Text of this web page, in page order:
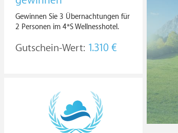
Gewinnen Sie 3 Übernachtungen für
2 Personen im 4*S Wellnesshotel.
Gutschein-Wert: 1.310 €